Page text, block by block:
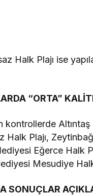
Halk Plajı ise
“ORTA”
Altıntaş
Halk Plajı,
Eğerce Halk
Mesudiye
SONUÇLAR